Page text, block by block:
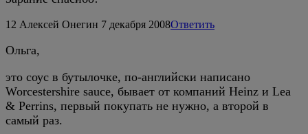
12 Алексей Онегин 7 декабря 2008Ответить
Ольга,
это соус в бутылочке, по-английски написано
Worcestershire sauce, бывает от компаний Heinz и Lea
& Perrins, первый покупать не нужно, а второй в
самый раз.